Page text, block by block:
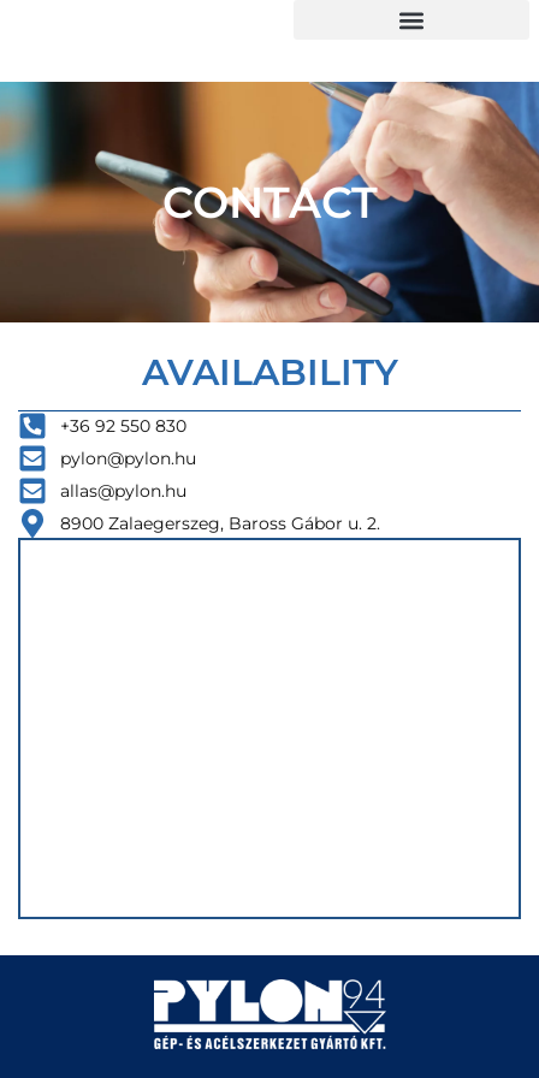
CONTACT
AVAILABILITY
+36 92 550 830
pylon@pylon.hu
allas@pylon.hu
8900 Zalaegerszeg, Baross Gábor u. 2.